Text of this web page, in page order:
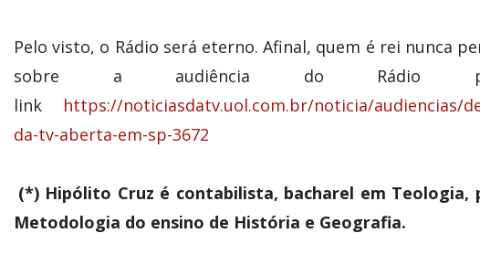
Pelo visto, o Rádio será eterno. Afinal, quem é rei nunca
sobre a audiência do Rádio
link https://noticiasdatv.uol.com.br/noticia/audiencias/
da-tv-aberta-em-sp-3672
(*) Hipólito Cruz é contabilista, bacharel em Teologia,
Metodologia do ensino de História e Geografia.